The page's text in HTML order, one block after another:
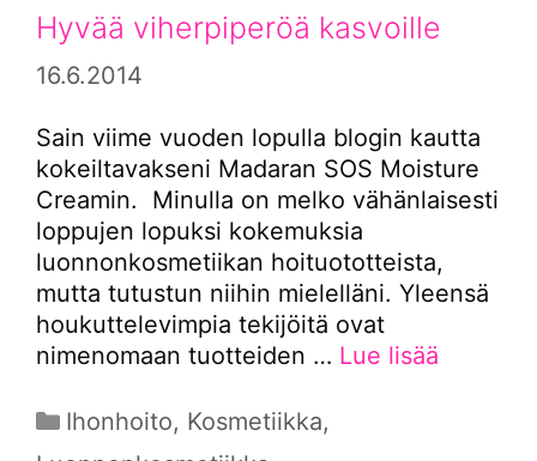
Hyvää viherpiperöä kasvoille
16.6.2014
Sain viime vuoden lopulla blogin kautta
kokeiltavakseni Madaran SOS Moisture
Creamin. Minulla on melko vähänlaisesti
loppujen lopuksi kokemuksia
luonnonkosmetiikan hoituototteista,
mutta tutustun niihin mielelläni. Yleensä
houkuttelevimpia tekijöitä ovat
nimenomaan tuotteiden … Lue lisää
Kategoriat
Ihonhoito, Kosmetiikka,